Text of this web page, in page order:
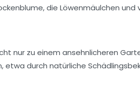
, die Löwenmäulchen und
nur zu einem ansehnlicheren
etwa durch natürliche